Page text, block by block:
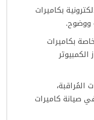
بكاميرات
ووضوح.
بكاميرات
المُراقبة،
صيانة كاميرات